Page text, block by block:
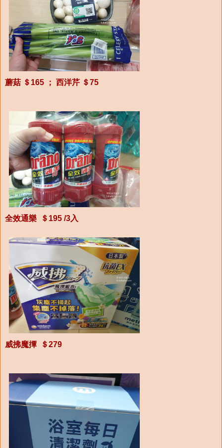
蘑菇 ＄165 ； 西洋芹 ＄75
全效通樂 ＄195 /3入
威拂魔撢 ＄279